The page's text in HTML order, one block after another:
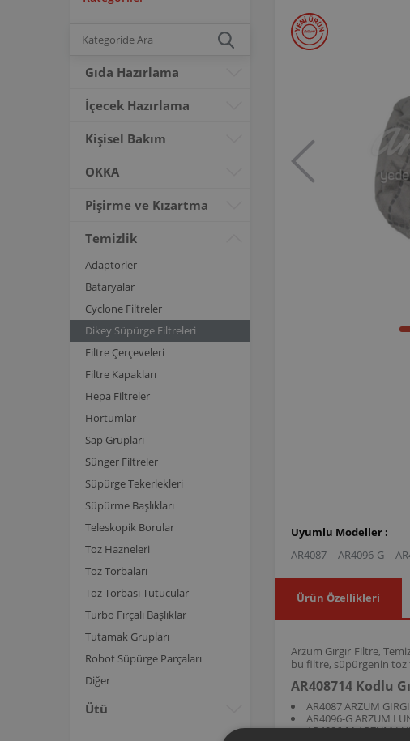
Gıda Hazırlama
İçecek Hazırlama
Kişisel Bakım
OKKA
Pişirme ve Kızartma
Temizlik
Adaptörler
Bataryalar
Cyclone Filtreler
Dikey Süpürge Filtreleri
Filtre Çerçeveleri
Filtre Kapakları
Hepa Filtreler
Hortumlar
Sap Grupları
Sünger Filtreler
Süpürge Tekerlekleri
Süpürme Başlıkları
Teleskopik Borular
Toz Hazneleri
Toz Torbaları
Toz Torbası Tutucular
Turbo Fırçalı Başlıklar
Tutamak Grupları
Robot Süpürge Parçaları
Diğer
Ütü
Uyumlu Modeller :
AR4087
AR4096-G
Ürün Özellikleri
Arzum Gırgır Filtre,
bu filtre, süpürgenin toz
AR408714 Kodlu
AR4087 ARZUM
AR4096-G ARZUM
AR4096-M ARZUM